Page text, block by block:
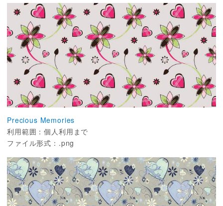
Precious Memories
利用範囲：個人利用まで
ファイル形式：.png